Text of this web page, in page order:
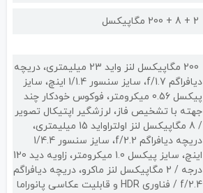
2 + 8 + 200 مگاپیکسل
200 مگاپیکسل لنز واید 23 میلیمتری، دریچه
دیافراگم f/1.7، سایز سنسور 1/1.4 اینچ، سایز
پیکسل 0.56 میکرومتر، فوکوس خودکار چند
جهته با تشخیص فاز، لرزشگیر اپتیکال تصویر
/ 8 مگاپیکسل لنز اولتراواید 15 میلیمتری،
دریچه دیافراگم f/2.2، سایز سنسور 1/4.4
اینچ، سایز پیکسل 1.0 میکرومتر، زاویه دید 120
درجه / 2 مگاپیکسل لنز ماکرو، دریچه دیافراگم
f/2.4 / فناوری HDR و قابلیت عکاسی پانوراما